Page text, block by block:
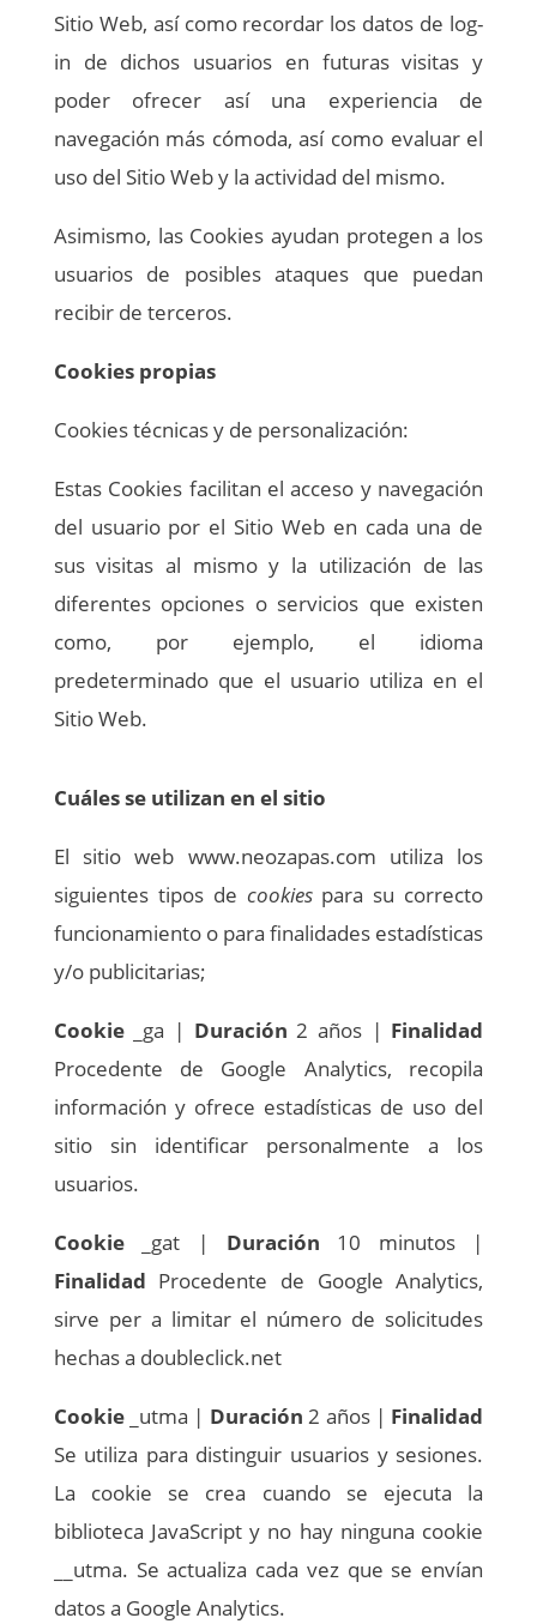
Sitio Web, así como recordar los datos de log-
in de dichos usuarios en futuras visitas y
poder ofrecer así una experiencia de
navegación más cómoda, así como evaluar el
uso del Sitio Web y la actividad del mismo.
Asimismo, las Cookies ayudan protegen a los
usuarios de posibles ataques que puedan
recibir de terceros.
Cookies propias
Cookies técnicas y de personalización:
Estas Cookies facilitan el acceso y navegación
del usuario por el Sitio Web en cada una de
sus visitas al mismo y la utilización de las
diferentes opciones o servicios que existen
como, por ejemplo, el idioma
predeterminado que el usuario utiliza en el
Sitio Web.
Cuáles se utilizan en el sitio
El sitio web www.neozapas.com utiliza los
siguientes tipos de cookiespara su correcto
funcionamiento o para finalidades estadísticas
y/o publicitarias;
Cookie _ga | Duración2 años | Finalidad
Procedente de Google Analytics, recopila
información y ofrece estadísticas de uso del
sitio sin identificar personalmente a los
usuarios.
Cookie _gat | Duración 10 minutos |
Finalidad Procedente de Google Analytics,
sirve per a limitar el número de solicitudes
hechas a doubleclick.net
Cookie _utma | Duración2 años | Finalidad
Se utiliza para distinguir usuarios y sesiones.
La cookie se crea cuando se ejecuta la
biblioteca JavaScript y no hay ninguna cookie
__utma. Se actualiza cada vez que se envían
datos a Google Analytics.